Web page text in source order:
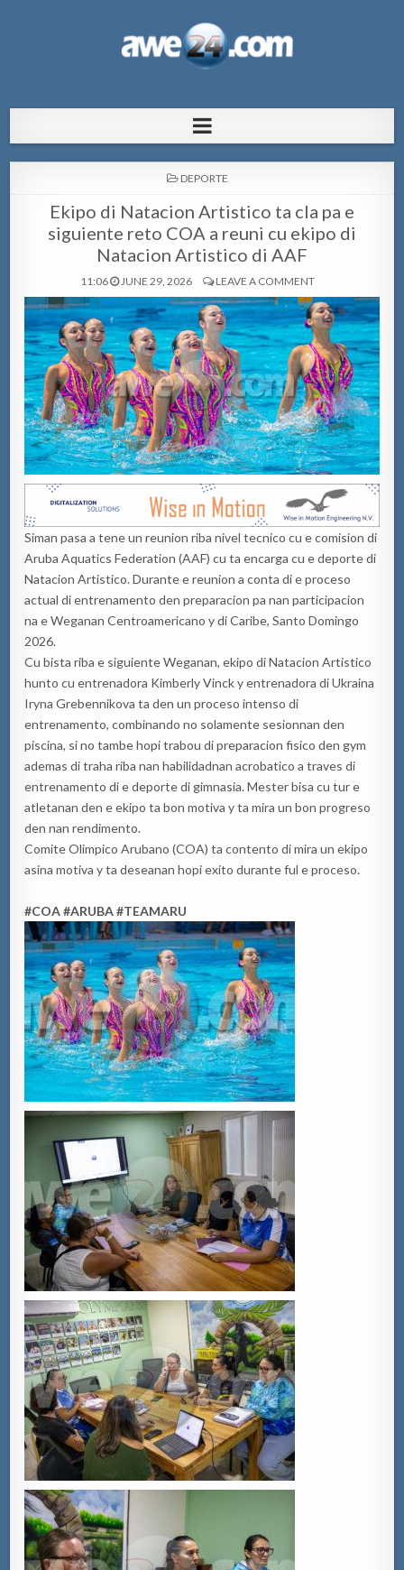
pa Aruba
POSTED
DEPORTE
Ekipo di Natacion Artistico ta cla pa e
siguiente reto COA a reuni cu ekipo di
Natacion Artistico di AAF
11:06 JUNE 29, 2026 LEAVE A COMMENT
Siman pasa a tene un reunion riba nivel tecnico cu e comision di
Aruba Aquatics Federation (AAF) cu ta encarga cu e deporte di
Natacion Artistico. Durante e reunion a conta di e proceso
actual di entrenamento den preparacion pa nan participacion
na e Weganan Centroamericano y di Caribe, Santo Domingo
2026.
Cu bista riba e siguiente Weganan, ekipo di Natacion Artistico
hunto cu entrenadora Kimberly Vinck y entrenadora di Ukraina
Iryna Grebennikova ta den un proceso intenso di
entrenamento, combinando no solamente sesionnan den
piscina, si no tambe hopi trabou di preparacion fisico den gym
ademas di traha riba nan habilidadnan acrobatico a traves di
entrenamento di e deporte di gimnasia. Mester bisa cu tur e
atletanan den e ekipo ta bon motiva y ta mira un bon progreso
den nan rendimento.
Comite Olimpico Arubano (COA) ta contento di mira un ekipo
asina motiva y ta deseanan hopi exito durante ful e proceso.
#COA #ARUBA #TEAMARU